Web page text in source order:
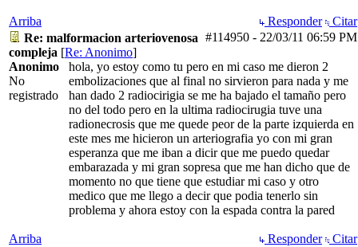
Arriba Responder
Citar
#114950 - 22/03/11 06:59 PM
Re: malformacion arteriovenosa
compleja [Re: Anonimo]
Anonimo
No
registrado
hola, yo estoy como tu pero en mi caso me dieron 2
embolizaciones que al final no sirvieron para nada y me
han dado 2 radiocirigia se me ha bajado el tamaño pero
no del todo pero en la ultima radiocirugia tuve una
radionecrosis que me quede peor de la parte izquierda en
este mes me hicieron un arteriografia yo con mi gran
esperanza que me iban a dicir que me puedo quedar
embarazada y mi gran sopresa que me han dicho que de
momento no que tiene que estudiar mi caso y otro
medico que me llego a decir que podia tenerlo sin
problema y ahora estoy con la espada contra la pared
Arriba Responder
Citar